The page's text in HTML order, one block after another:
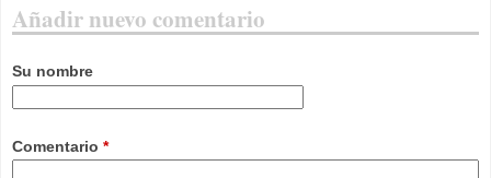
Añadir nuevo comentario
Su nombre
Comentario *